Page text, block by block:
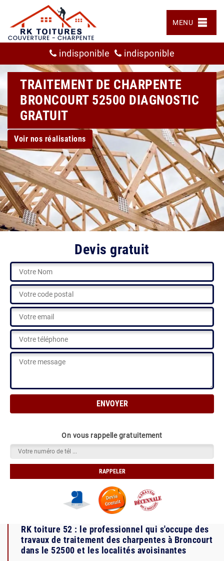
MENU
indisponible indisponible
TRAITEMENT DE CHARPENTE
BRONCOURT 52500 DIAGNOSTIC
GRATUIT
Voir nos réalisations
Devis gratuit
On vous rappelle gratuitement
RK toiture 52 : le professionnel qui s'occupe des
travaux de traitement des charpentes à Broncourt
dans le 52500 et les localités avoisinantes